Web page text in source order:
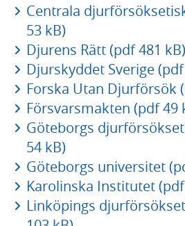
Centrala
53 kB)
Djurens Rätt (pdf 481 kB)
Djurskyddet Sverige
Forska Utan Djurförsök
Försvarsmakten (pdf 49
Göteborgs
54 kB)
Göteborgs universitet
Karolinska Institutet
Linköpings